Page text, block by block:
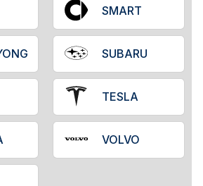
SMART
SUBARU
TESLA
VOLVO